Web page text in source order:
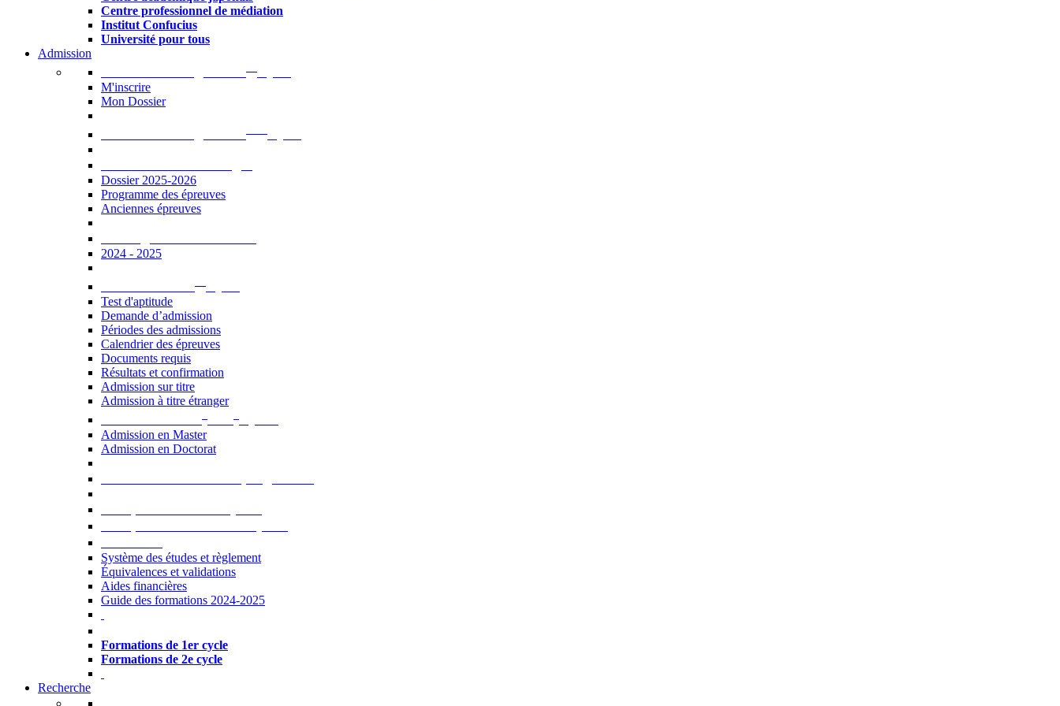
Centre professionnel de médiation
Institut Confucius
Université pour tous
Admission
M'inscrire
Mon Dossier
Dossier 2025-2026
Programme des épreuves
Anciennes épreuves
2024 - 2025
Test d'aptitude
Demande d’admission
Périodes des admissions
Calendrier des épreuves
Documents requis
Résultats et confirmation
Admission sur titre
Admission à titre étranger
Admission en Master
Admission en Doctorat
Système des études et règlement
Équivalences et validations
Aides financières
Guide des formations 2024-2025
Formations de 1er cycle
Formations de 2e cycle
Recherche